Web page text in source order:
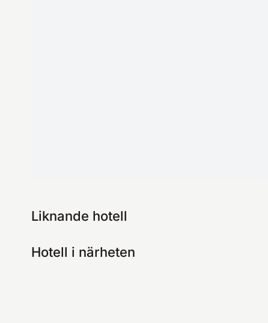
Liknande hotell
Hotell i närheten